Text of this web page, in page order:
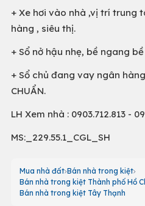
+ Xe hơi vào nhà ,vị trí trung
hàng , siêu thị.
+ Sổ nở hậu nhẹ, bề ngang
+ Sổ chủ đang vay ngân
CHUẨN.
LH Xem nhà : 0903.712.813 -
MS:_229.55.1_CGL_SH
Mua nhà đất Bán nhà trong kiệt
Bán nhà trong kiệt Thành phố Hồ
Bán nhà trong kiệt Tây Thạnh